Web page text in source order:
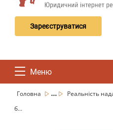
Зареєструватися
Меню
Головна ...
Реальність
б...